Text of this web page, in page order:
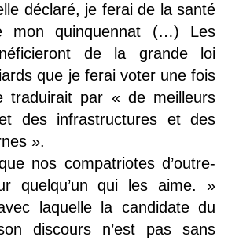
déclaré, je ferai de la santé
mon quinquennat (…) Les
de la grande loi
que je ferai voter une fois
traduirait par « de meilleurs
des infrastructures et des
».
nos compatriotes d’outre-
quelqu’un qui les aime. »
laquelle la candidate du
discours n’est pas sans